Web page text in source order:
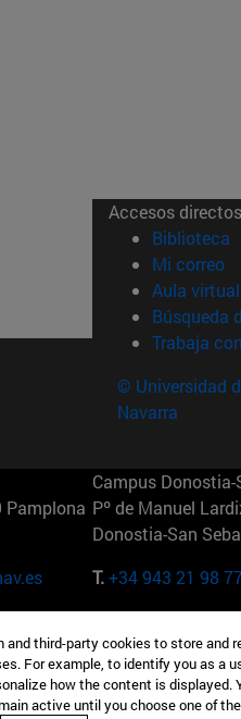
Accesos directos
Biblioteca
Mi correo
Aula
Búsqueda
Trabaja
© Universidad
Navarra
Pamplona
Campus
Pº de Manuel
Donostia-San
T.+34 943 21 98
165 W 57th St
EE.UU
third-party cookies to store and
For example, to identify you as a
how the content is
active until you choose one of